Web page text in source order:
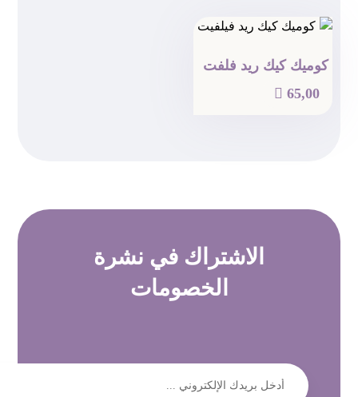
كوميك كيك ريد فلفت
 65,00
الاشتراك في نشرة
الخصومات